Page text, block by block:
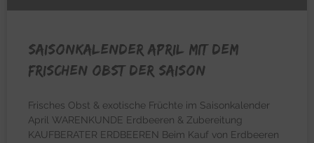
Saisonkalender April mit dem
frischen Obst der Saison
Frisches Obst & exotische Früchte im Saisonkalender
April WARENKUNDE Erdbeeren & Zubereitung
KAUFBERATER ERDBEEREN Beim Kauf von Erdbeeren